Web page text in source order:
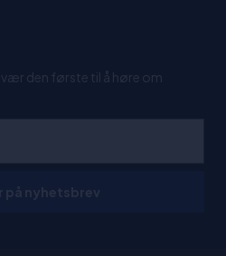
den første til å høre om